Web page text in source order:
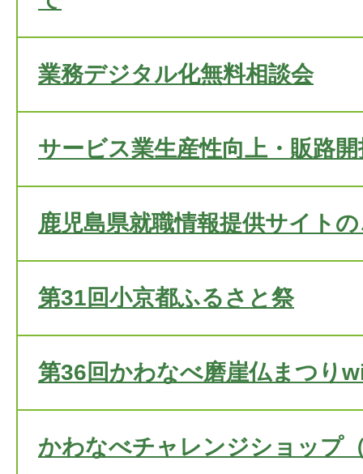
業務デジタル化無料相談会
サービス業生産性向上・販路
鹿児島県就職情報提供サイト
第31回小京都ふるさと祭
第36回かわなべ磨崖仏まつり
かわなべチャレンジショップ